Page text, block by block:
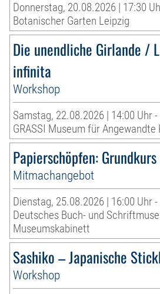
Donnerstag, 20.08.2026 | 17:30
Botanischer Garten Leipzig
Die unendliche Girlande /
infinita
Workshop
Samstag, 22.08.2026 | 14:00 Uhr
GRASSI Museum für Angewandte
Papierschöpfen: Grundkurs
Mitmachangebot
Dienstag, 25.08.2026 | 16:00 Uhr
Deutsches Buch- und
Museumskabinett
Sashiko – Japanische
Workshop